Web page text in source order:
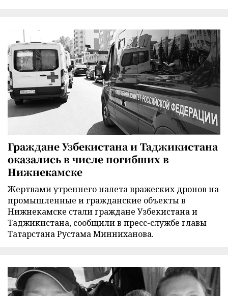
Граждане Узбекистана и Таджикистана
оказались в числе погибших в
Нижнекамске
Жертвами утреннего налета вражеских дронов на
промышленные и гражданские объекты в
Нижнекамске стали граждане Узбекистана и
Таджикистана, сообщили в пресс-службе главы
Татарстана Рустама Минниханова.